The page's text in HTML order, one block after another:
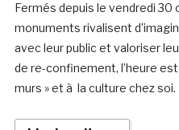
Fermés depuis le vendredi
monuments rivalisent
avec leur public et valoriser
de re-confinement, l’heure
murs » et à la culture chez soi.